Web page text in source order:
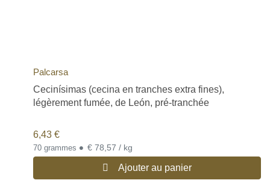
Palcarsa
Cecinísimas (cecina en tranches extra fines),
légèrement fumée, de León, pré-tranchée
6,43 €
70 grammes • € 78,57 / kg
Ajouter au panier